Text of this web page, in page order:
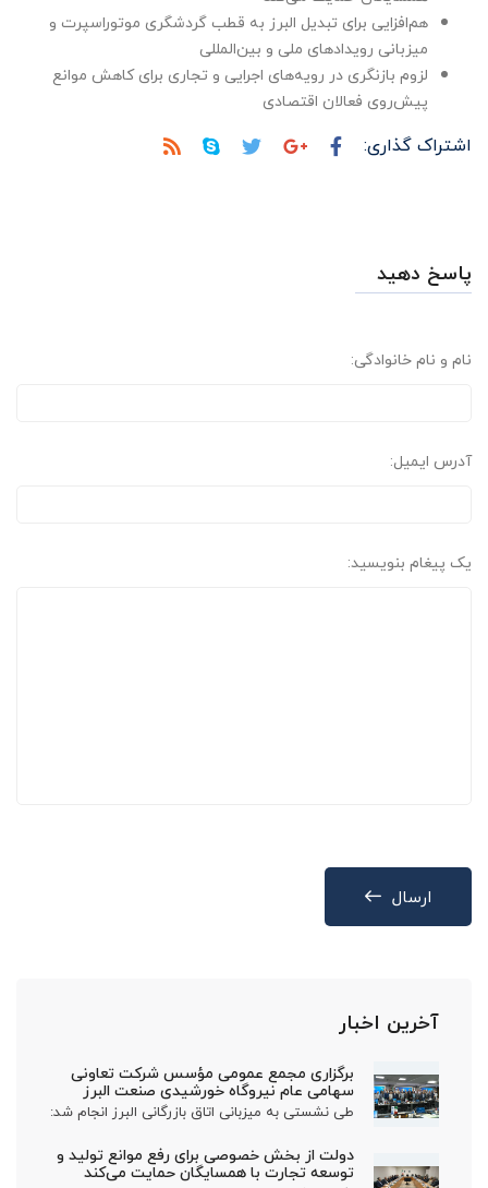
هم‌افزایی برای تبدیل البرز به قطب گردشگری موتوراسپرت و
میزبانی رویدادهای ملی و بین‌المللی
لزوم بازنگری در رویه‌های اجرایی و تجاری برای کاهش موانع
پیش‌روی فعالان اقتصادی
اشتراک گذاری:
پاسخ دهید
نام و نام خانوادگی:
آدرس ایمیل:
یک پیغام بنویسید:
ارسال
آخرین اخبار
برگزاری مجمع عمومی مؤسس شرکت تعاونی
سهامی عام نیروگاه خورشیدی صنعت البرز
طی نشستی به میزبانی اتاق بازرگانی البرز انجام شد:
دولت از بخش خصوصی برای رفع موانع تولید و
توسعه تجارت با همسایگان حمایت می‌کند